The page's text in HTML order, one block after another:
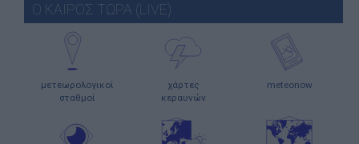
Ο ΚΑΙΡΟΣ ΤΩΡΑ (LIVE)
μετεωρολογικοί
σταθμοί
χάρτες
κεραυνών
meteonow